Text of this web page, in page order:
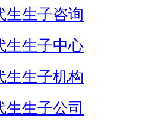
生生子咨询
生生子中心
生生子机构
生生子公司